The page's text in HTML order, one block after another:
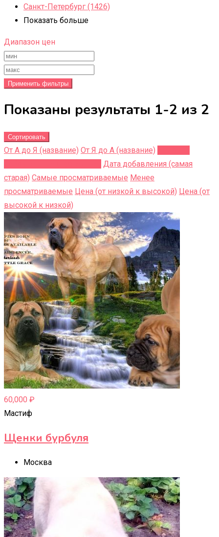
Санкт-Петербург (1426)
Показать больше
Диапазон цен
Применить фильтры
Показаны результаты 1-2 из 2
Сортировать
От А до Я (название) От Я до A (название)
Дата добавления (самая
старая) Самые просматриваемые Менее
просматриваемые Цена (от низкой к высокой) Цена (от
высокой к низкой)
60,000 ₽
Мастиф
Щенки бурбуля
Москва